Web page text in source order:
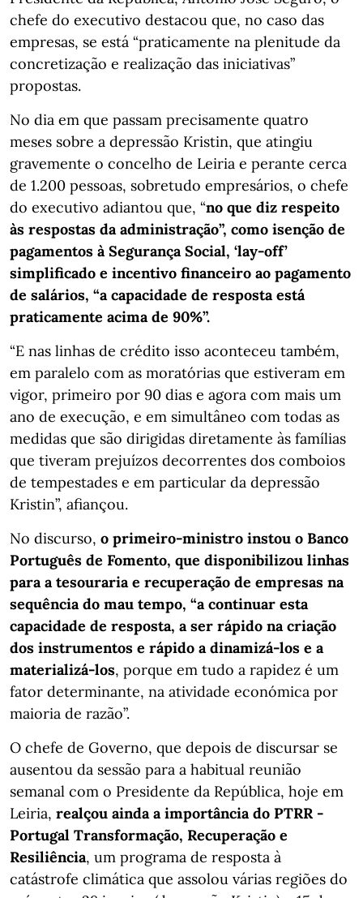
chefe do executivo destacou que, no caso das
empresas, se está “praticamente na plenitude da
concretização e realização das iniciativas”
propostas.
No dia em que passam precisamente quatro
meses sobre a depressão Kristin, que atingiu
gravemente o concelho de Leiria e perante cerca
de 1.200 pessoas, sobretudo empresários, o chefe
do executivo adiantou que, “no que diz respeito
às respostas da administração”, como isenção de
pagamentos à Segurança Social, ‘lay-off’
simplificado e incentivo financeiro ao pagamento
de salários, “a capacidade de resposta está
praticamente acima de 90%”.
“E nas linhas de crédito isso aconteceu também,
em paralelo com as moratórias que estiveram em
vigor, primeiro por 90 dias e agora com mais um
ano de execução, e em simultâneo com todas as
medidas que são dirigidas diretamente às famílias
que tiveram prejuízos decorrentes dos comboios
de tempestades e em particular da depressão
Kristin”, afiançou.
No discurso, o primeiro-ministro instou o Banco
Português de Fomento, que disponibilizou linhas
para a tesouraria e recuperação de empresas na
sequência do mau tempo, “a continuar esta
capacidade de resposta, a ser rápido na criação
dos instrumentos e rápido a dinamizá-los e a
materializá-los, porque em tudo a rapidez é um
fator determinante, na atividade económica por
maioria de razão”.
O chefe de Governo, que depois de discursar se
ausentou da sessão para a habitual reunião
semanal com o Presidente da República, hoje em
Leiria, realçou ainda a importância do PTRR -
Portugal Transformação, Recuperação e
Resiliência, um programa de resposta à
catástrofe climática que assolou várias regiões do